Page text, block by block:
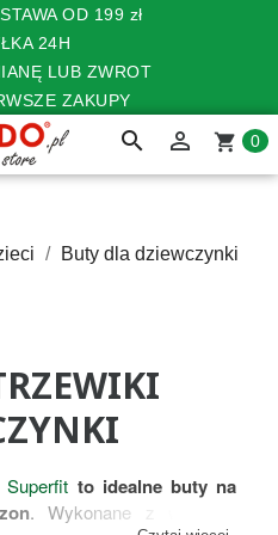
OD 199 zł
24H
LUB ZWROT
ZAKUPY
search  shopping_cart 0
Buty dla dziewczynki
Superfit to idealne buty na
. Wykonane z wysokiej